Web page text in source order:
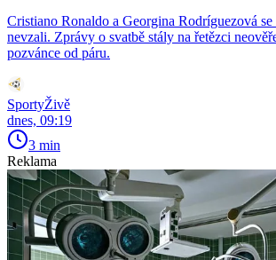
Cristiano Ronaldo a Georgina Rodríguezová se
nevzali. Zprávy o svatbě stály na řetězci
pozvánce od páru.
SportyŽivě
dnes, 09:19
3 min
Reklama